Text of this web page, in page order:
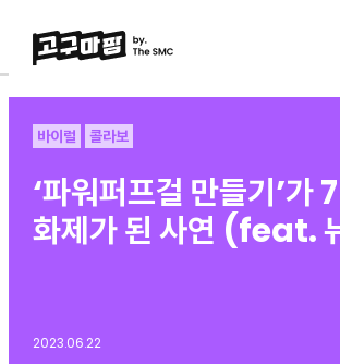
바이럴 콜라보
‘파워퍼프걸 만들기’가
화제가 된 사연 (feat.
2023.06.22